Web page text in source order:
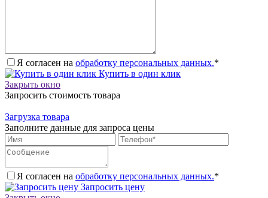
Я согласен на обработку персональных данных.*
Купить в один клик
Закрыть окно
Запросить стоимость товара
Загрузка товара
Заполните данные для запроса цены
Я согласен на обработку персональных данных.*
Запросить цену